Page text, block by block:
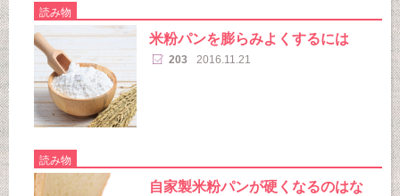
読み物
米粉パンを膨らみよくするには
203 2016.11.21
読み物
自家製米粉パンが硬くなるのはな